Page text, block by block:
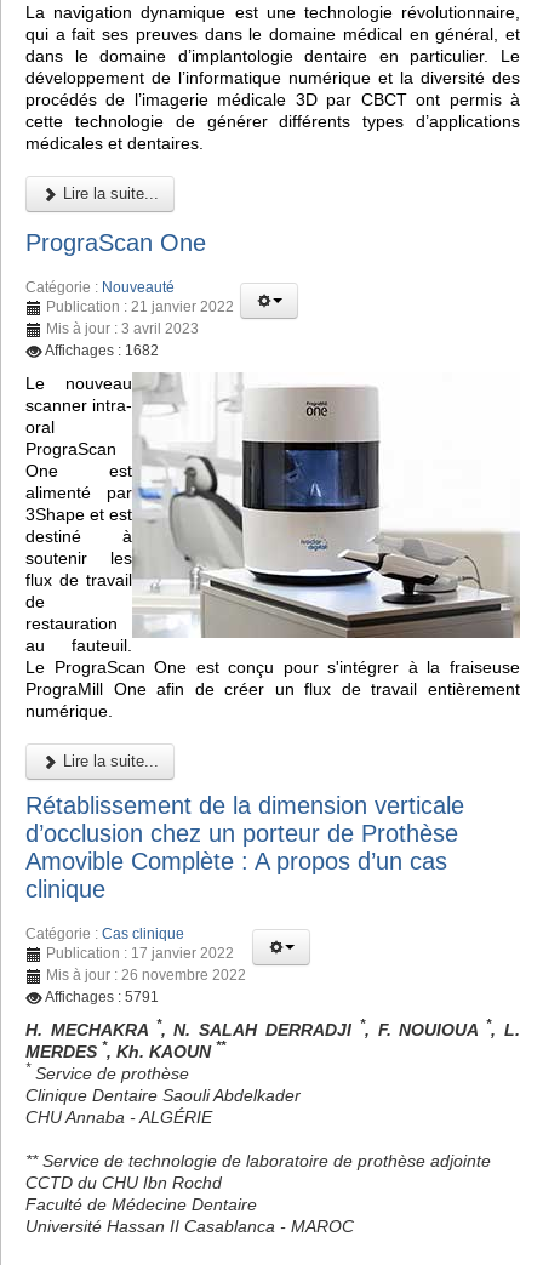
La navigation dynamique est une technologie révolutionnaire,
qui a fait ses preuves dans le domaine médical en général, et
dans le domaine d’implantologie dentaire en particulier. Le
développement de l’informatique numérique et la diversité des
procédés de l’imagerie médicale 3D par CBCT ont permis à
cette technologie de générer différents types d’applications
médicales et dentaires.
Lire la suite...
PrograScan One
Catégorie : Nouveauté
Publication : 21 janvier 2022
Mis à jour : 3 avril 2023
Affichages : 1682
Le nouveau
scanner intra-
oral
PrograScan
One est
alimenté par
3Shape et est
destiné à
soutenir les
flux de travail
de
restauration
au fauteuil.
Le PrograScan One est conçu pour s'intégrer à la fraiseuse
PrograMill One afin de créer un flux de travail entièrement
numérique.
Lire la suite...
Rétablissement de la dimension verticale
d’occlusion chez un porteur de Prothèse
Amovible Complète : A propos d’un cas
clinique
Catégorie : Cas clinique
Publication : 17 janvier 2022
Mis à jour : 26 novembre 2022
Affichages : 5791
H. MECHAKRA *, N. SALAH DERRADJI *, F. NOUIOUA *, L.
MERDES *, Kh. KAOUN **
* Service de prothèse
Clinique Dentaire Saouli Abdelkader
CHU Annaba - ALGÉRIE
** Service de technologie de laboratoire de prothèse adjointe
CCTD du CHU Ibn Rochd
Faculté de Médecine Dentaire
Université Hassan II Casablanca - MAROC